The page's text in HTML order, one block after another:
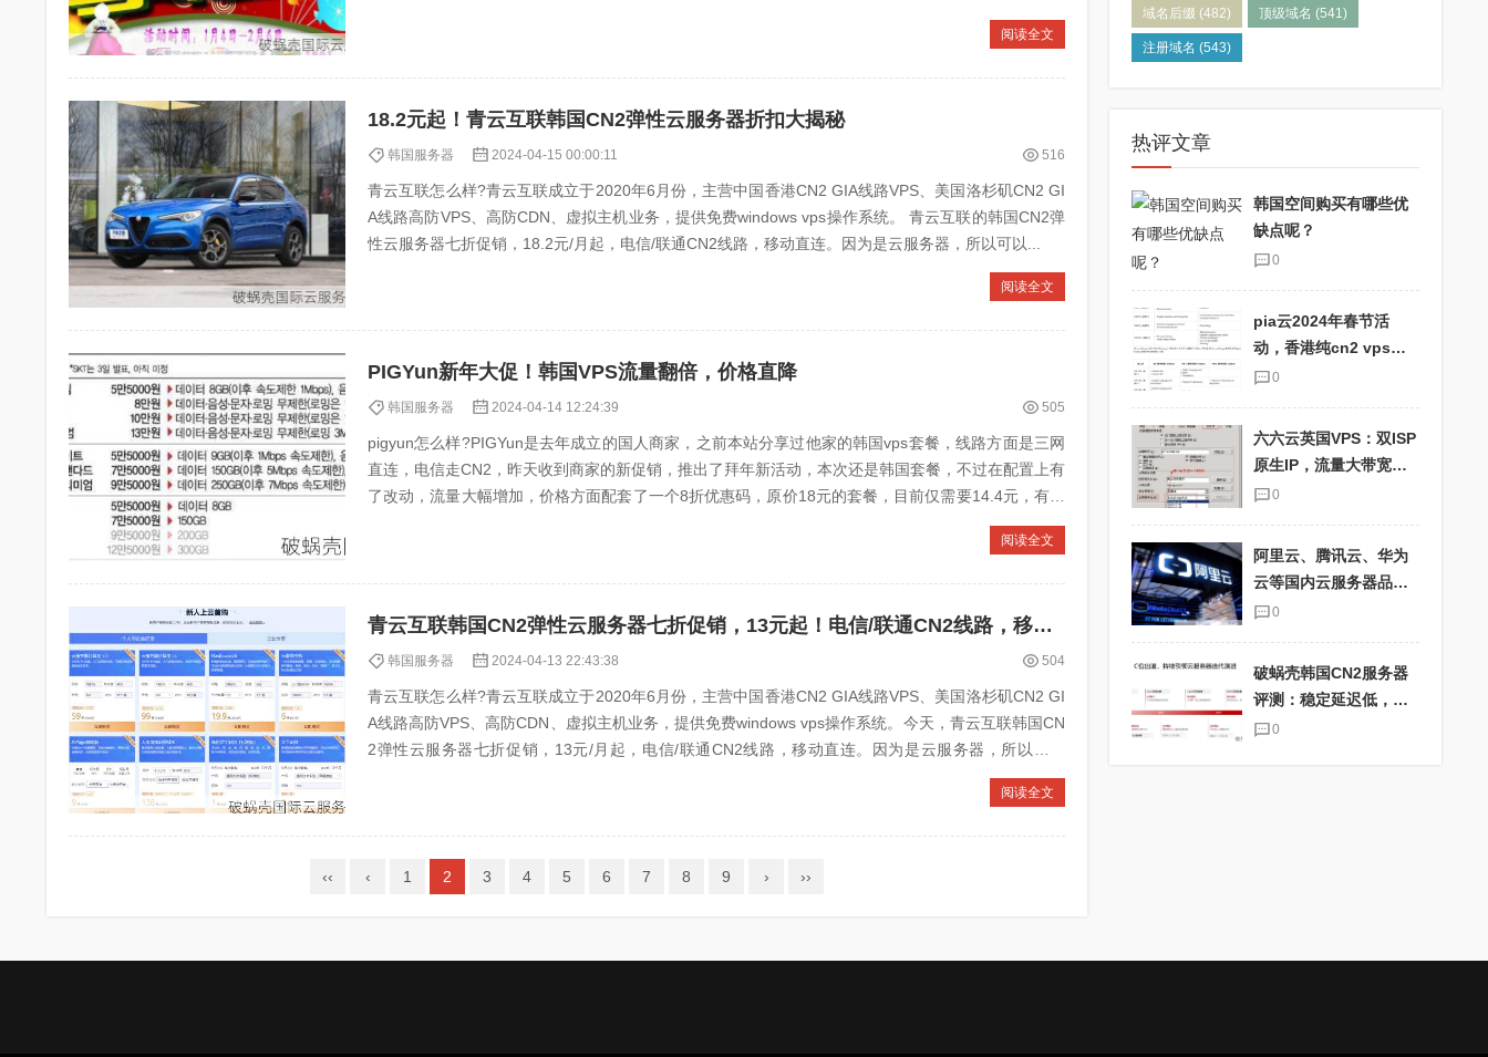
阅读全文
18.2元起！青云互联韩国CN2弹性云服务器折扣大揭秘
韩国服务器 2024-04-15 00:00:11 516
青云互联怎么样?青云互联成立于2020年6月份，主营中国香港CN2 GIA线路VPS、美国洛杉矶CN2 GI
A线路高防VPS、高防CDN、虚拟主机业务，提供免费windows vps操作系统。 青云互联的韩国CN2弹
性云服务器七折促销，18.2元/月起，电信/联通CN2线路，移动直连。因为是云服务器，所以可以...
阅读全文
PIGYun新年大促！韩国VPS流量翻倍，价格直降
韩国服务器 2024-04-14 12:24:39 505
pigyun怎么样?PIGYun是去年成立的国人商家，之前本站分享过他家的韩国vps套餐，线路方面是三网
直连，电信走CN2，昨天收到商家的新促销，推出了拜年新活动，本次还是韩国套餐，不过在配置上有
了改动，流量大幅增加，价格方面配套了一个8折优惠码，原价18元的套餐，目前仅需要14.4元，有需
阅读全文
青云互联韩国CN2弹性云服务器七折促销，13元起！电信/联通CN2线路，移动直连，独享高性能
韩国服务器 2024-04-13 22:43:38 504
青云互联怎么样?青云互联成立于2020年6月份，主营中国香港CN2 GIA线路VPS、美国洛杉矶CN2 GI
A线路高防VPS、高防CDN、虚拟主机业务，提供免费windows vps操作系统。今天，青云互联韩国CN
2弹性云服务器七折促销，13元/月起，电信/联通CN2线路，移动直连。因为是云服务器，所以可以
阅读全文
‹‹ ‹ 1 2 3 4 5 6 7 8 9 › ››
域名后缀 (482) 顶级域名 (541)
注册域名 (543)
热评文章
韩国空间购买有哪些优
缺点呢？
0
pia云2024年春节活
动，香港纯cn2 vps优
惠码pia2024，抢购最
0
六六云英国VPS：双ISP
原生IP，流量大带宽
快，适合TikTok用户！
0
阿里云、腾讯云、华为
云等国内云服务器品牌
大比拼
0
破蜗壳韩国CN2服务器
评测：稳定延迟低，适
合海外电商业务
0